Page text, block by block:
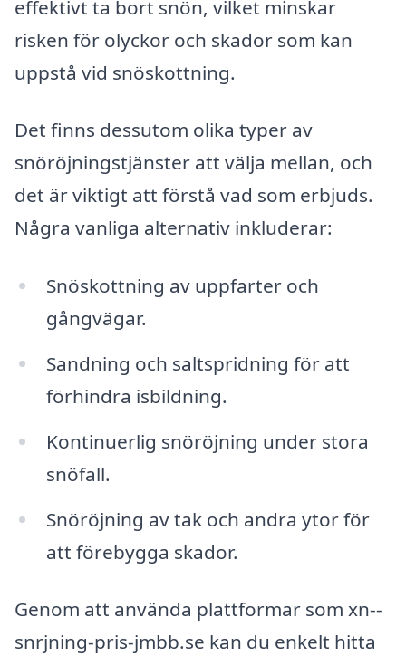
effektivt ta bort snön, vilket minskar
risken för olyckor och skador som kan
uppstå vid snöskottning.
Det finns dessutom olika typer av
snöröjningstjänster att välja mellan, och
det är viktigt att förstå vad som erbjuds.
Några vanliga alternativ inkluderar:
Snöskottning av uppfarter och
gångvägar.
Sandning och saltspridning för att
förhindra isbildning.
Kontinuerlig snöröjning under stora
snöfall.
Snöröjning av tak och andra ytor för
att förebygga skador.
Genom att använda plattformar som xn--
snrjning-pris-jmbb.se kan du enkelt hitta